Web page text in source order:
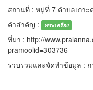
สถานที่ : หมู่ที่ 7 ตำบลเกาะ
คำสำคัญ :
พระเครื่อง
ที่มา : http://
pramoolid=303736
รวบรวมและจัดทำข้อมูล :